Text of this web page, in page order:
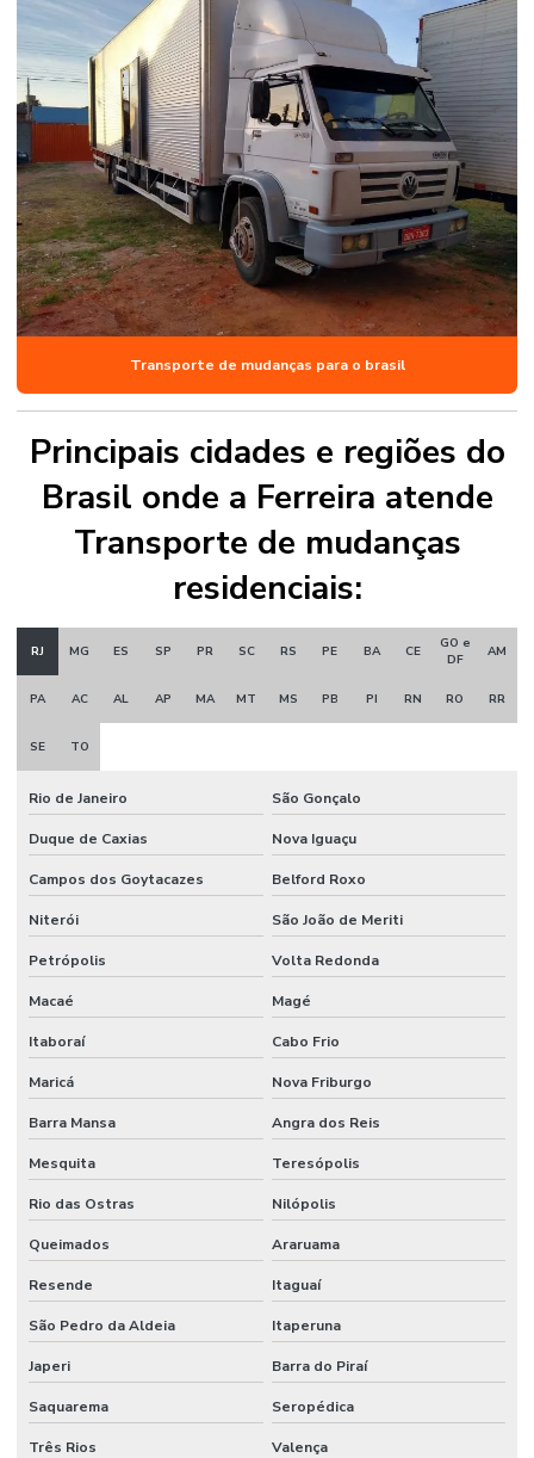
Transporte de mudanças para o brasil
Principais cidades e regiões do
Brasil onde a Ferreira atende
Transporte de mudanças
residenciais:
RJ MG ES SP PR SC RS PE BA CE
GO e
DF
AM
PA AC AL AP MA MT MS PB PI RN RO RR
SE TO
Rio de Janeiro São Gonçalo
Duque de Caxias Nova Iguaçu
Campos dos Goytacazes Belford Roxo
Niterói São João de Meriti
Petrópolis Volta Redonda
Macaé Magé
Itaboraí Cabo Frio
Maricá Nova Friburgo
Barra Mansa Angra dos Reis
Mesquita Teresópolis
Rio das Ostras Nilópolis
Queimados Araruama
Resende Itaguaí
São Pedro da Aldeia Itaperuna
Japeri Barra do Piraí
Saquarema Seropédica
Três Rios Valença